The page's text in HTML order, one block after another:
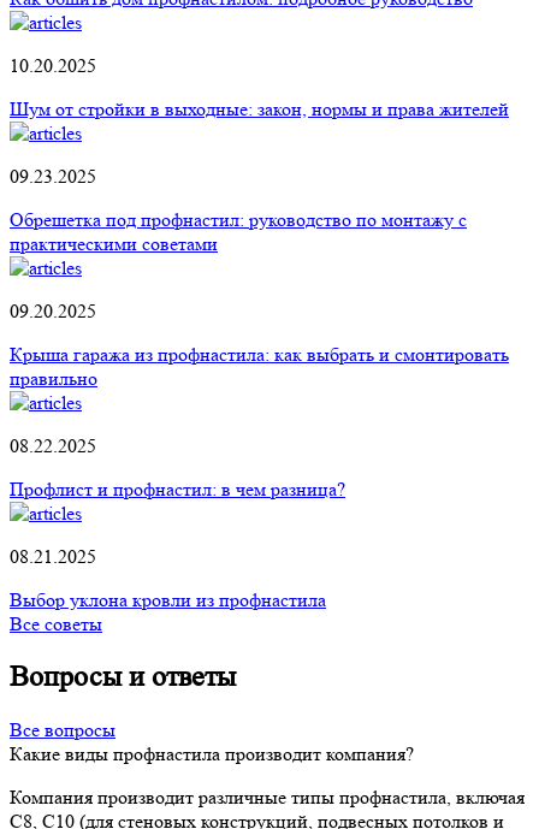
10.20.2025
Шум от стройки в выходные: закон, нормы и права жителей
09.23.2025
Обрешетка под профнастил: руководство по монтажу с
практическими советами
09.20.2025
Крыша гаража из профнастила: как выбрать и смонтировать
правильно
08.22.2025
Профлист и профнастил: в чем разница?
08.21.2025
Выбор уклона кровли из профнастила
Все советы
Вопросы и ответы
Все вопросы
Какие виды профнастила производит компания?
Компания производит различные типы профнастила, включая
С8, С10 (для стеновых конструкций, подвесных потолков и